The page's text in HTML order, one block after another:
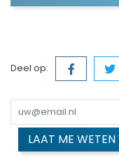
Deel op:
LAAT ME WETEN